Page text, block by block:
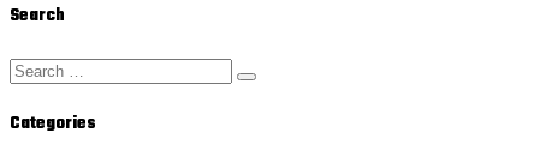
Search
Categories